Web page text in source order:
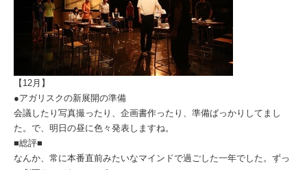
【12月】
●アガリスクの新展開の準備
会議したり写真撮ったり、企画書作ったり、準備ばっかりしてまし
た。で、明日の昼に色々発表しますね。
■総評■
なんか、常に本番直前みたいなマインドで過ごした一年でした。ずっ